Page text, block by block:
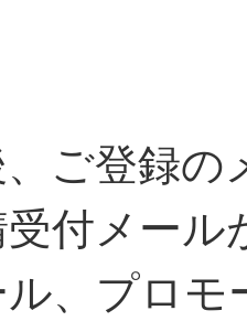
ご登録
受付メー
、プロモ